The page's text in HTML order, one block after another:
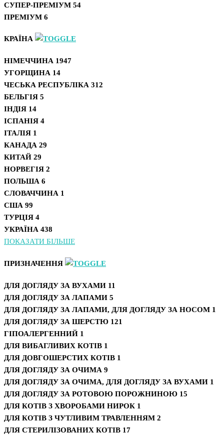
СУПЕР-ПРЕМІУМ 54
ПРЕМІУМ 6
КРАЇНА
НІМЕЧЧИНА 1947
УГОРЩИНА 14
ЧЕСЬКА РЕСПУБЛІКА 312
БЕЛЬГІЯ 5
ІНДІЯ 14
ІСПАНІЯ 4
ІТАЛІЯ 1
КАНАДА 29
КИТАЙ 29
НОРВЕГІЯ 2
ПОЛЬША 6
СЛОВАЧЧИНА 1
США 99
ТУРЦІЯ 4
УКРАЇНА 438
ПОКАЗАТИ БІЛЬШЕ
ПРИЗНАЧЕННЯ
ДЛЯ ДОГЛЯДУ ЗА ВУХАМИ 11
ДЛЯ ДОГЛЯДУ ЗА ЛАПАМИ 5
ДЛЯ ДОГЛЯДУ ЗА ЛАПАМИ, ДЛЯ ДОГЛЯДУ ЗА НОСОМ 1
ДЛЯ ДОГЛЯДУ ЗА ШЕРСТЮ 121
ГІПОАЛЕРГЕННИЙ 1
ДЛЯ ВИБАГЛИВИХ КОТІВ 1
ДЛЯ ДОВГОШЕРСТИХ КОТІВ 1
ДЛЯ ДОГЛЯДУ ЗА ОЧИМА 9
ДЛЯ ДОГЛЯДУ ЗА ОЧИМА, ДЛЯ ДОГЛЯДУ ЗА ВУХАМИ 1
ДЛЯ ДОГЛЯДУ ЗА РОТОВОЮ ПОРОЖНИНОЮ 15
ДЛЯ КОТІВ З ХВОРОБАМИ НИРОК 1
ДЛЯ КОТІВ З ЧУТЛИВИМ ТРАВЛЕННЯМ 2
ДЛЯ СТЕРИЛІЗОВАНИХ КОТІВ 17